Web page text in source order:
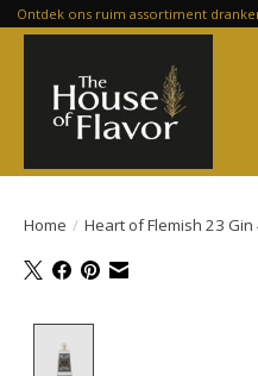
Ontdek ons ruim assortiment
Home / Heart of Flemish 23 Gin